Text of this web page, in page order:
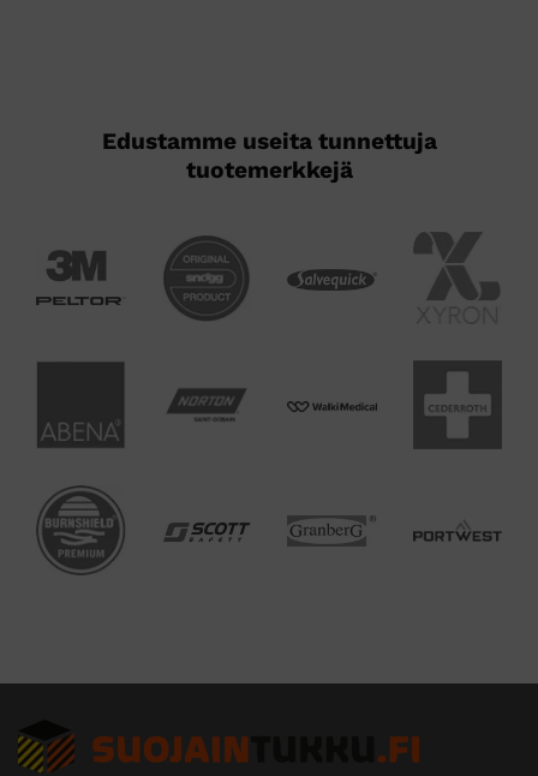
Edustamme useita tunnettuja
tuotemerkkejä